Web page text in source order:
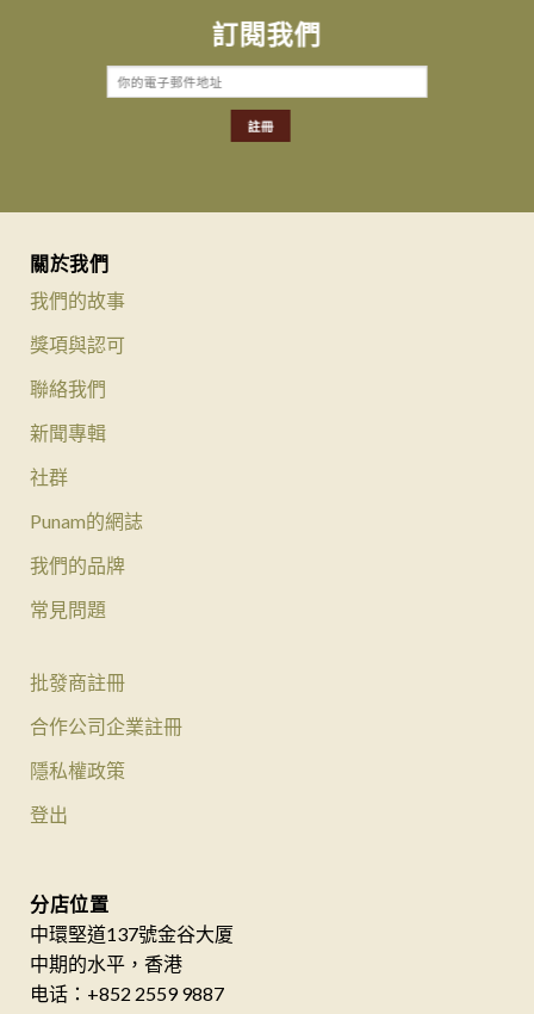
訂閱我們
關於我們
我們的故事
獎項與認可
聯絡我們
新聞專輯
社群
Punam的網誌
我們的品牌
常見問題
批發商註冊
合作公司企業註冊
隱私權政策
登出
分店位置
中環堅道137號金谷大厦
中期的水平，香港
电话：+852 2559 9887